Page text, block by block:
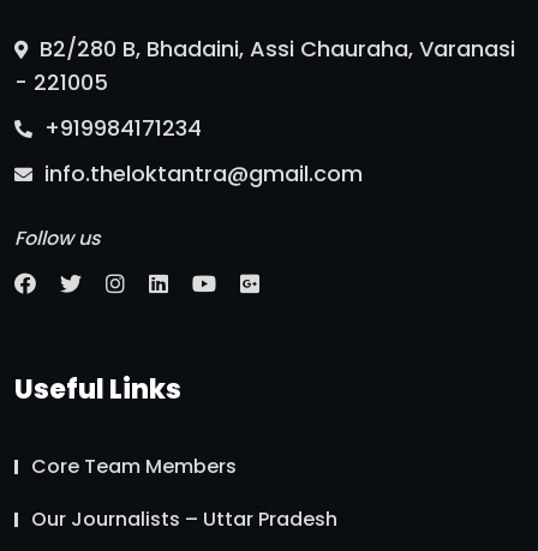
B2/280 B, Bhadaini, Assi Chauraha, Varanasi
- 221005
+919984171234
info.theloktantra@gmail.com
Follow us
Useful Links
Core Team Members
Our Journalists – Uttar Pradesh